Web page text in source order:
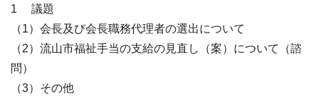
1 議題
（1）会長及び会長職務代理者の選出について
（2）流山市福祉手当の支給の見直し（案）について（諮
問）
（3）その他